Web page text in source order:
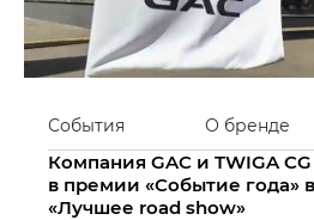
О бренде
События
Компания GAC и TWIGA
в премии «Событие года»
«Лучшее road show»